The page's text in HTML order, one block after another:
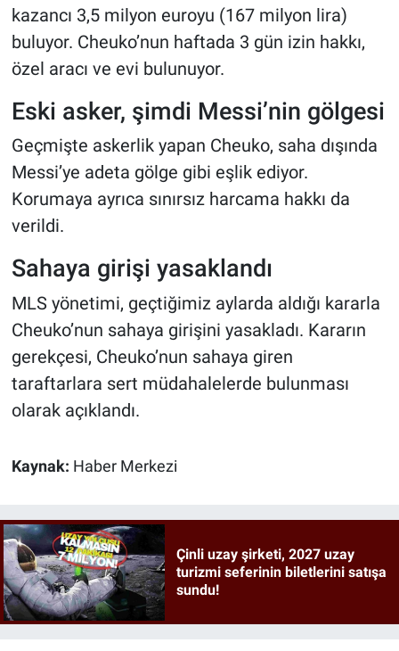
kazancı 3,5 milyon euroyu (167 milyon lira)
buluyor. Cheuko’nun haftada 3 gün izin hakkı,
özel aracı ve evi bulunuyor.
Eski asker, şimdi Messi’nin gölgesi
Geçmişte askerlik yapan Cheuko, saha dışında
Messi’ye adeta gölge gibi eşlik ediyor.
Korumaya ayrıca sınırsız harcama hakkı da
verildi.
Sahaya girişi yasaklandı
MLS yönetimi, geçtiğimiz aylarda aldığı kararla
Cheuko’nun sahaya girişini yasakladı. Kararın
gerekçesi, Cheuko’nun sahaya giren
taraftarlara sert müdahalelerde bulunması
olarak açıklandı.
Kaynak: Haber Merkezi
Çinli uzay şirketi, 2027 uzay
turizmi seferinin biletlerini satışa
sundu!